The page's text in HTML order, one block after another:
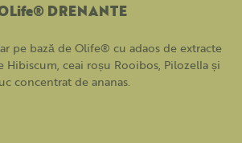
DRENANTE
pe bază de Olife® cu adaos de extracte
Hibiscum, ceai roșu Rooibos, Pilozella și
concentrat de ananas.